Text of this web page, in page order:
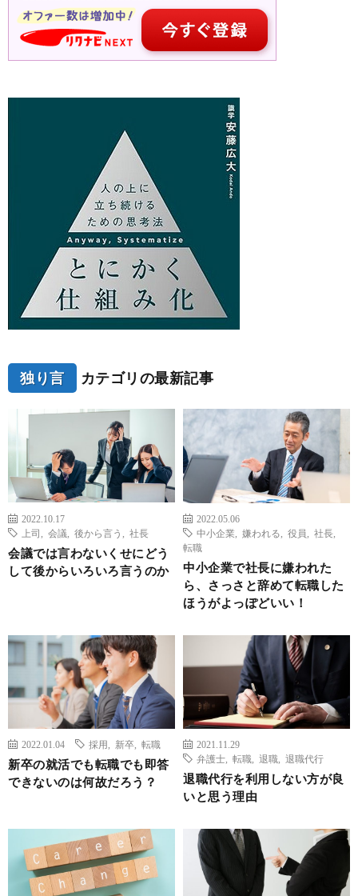
独り言 カテゴリの最新記事
2022.10.17
上司
会議 後から言う 社長
会議では言わないくせにどう
して後からいろいろ言うのか
2022.05.06
中小企業
嫌われる 役員 社長
転職
中小企業で社長に嫌われた
ら、さっさと辞めて転職した
ほうがよっぽどいい！
2022.01.04 採用 新卒 転職
新卒の就活でも転職でも即答
できないのは何故だろう？
2021.11.29
弁護士
転職 退職 退職代行
退職代行を利用しない方が良
いと思う理由